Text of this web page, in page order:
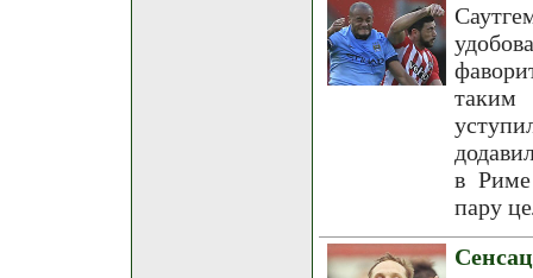
таким
в Риме
пару